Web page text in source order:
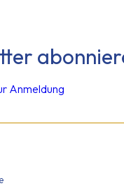
Anmeldung